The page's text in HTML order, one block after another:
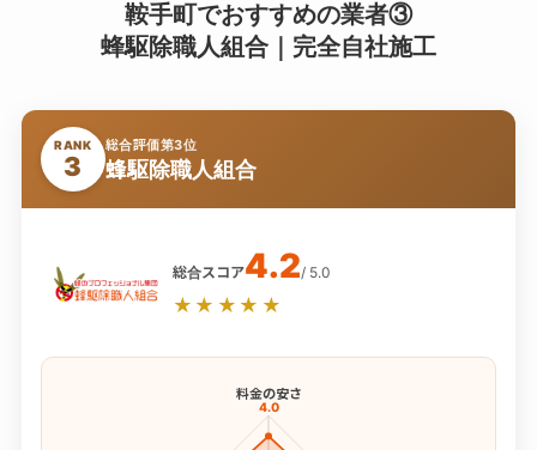
鞍手町でおすすめの業者③
蜂駆除職人組合｜完全自社施工
RANK
3
総合評価第3位
蜂駆除職人組合
総合スコア4.2/ 5.0
★★★★★
料金の安さ
4.0